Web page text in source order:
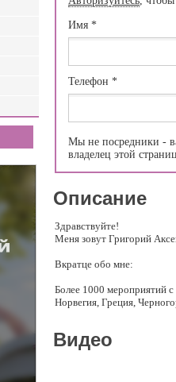
Имя *
Телефон *
Мы не посредники -
владелец этой
Описание
Здравствуйте!
Меня зовут Григорий
Вкратце обо мне:
Более 1000 мероприятий
Норвегия, Греция,
же FIFA 2018.
эфиры на Shop24 и БУМ).
Видео